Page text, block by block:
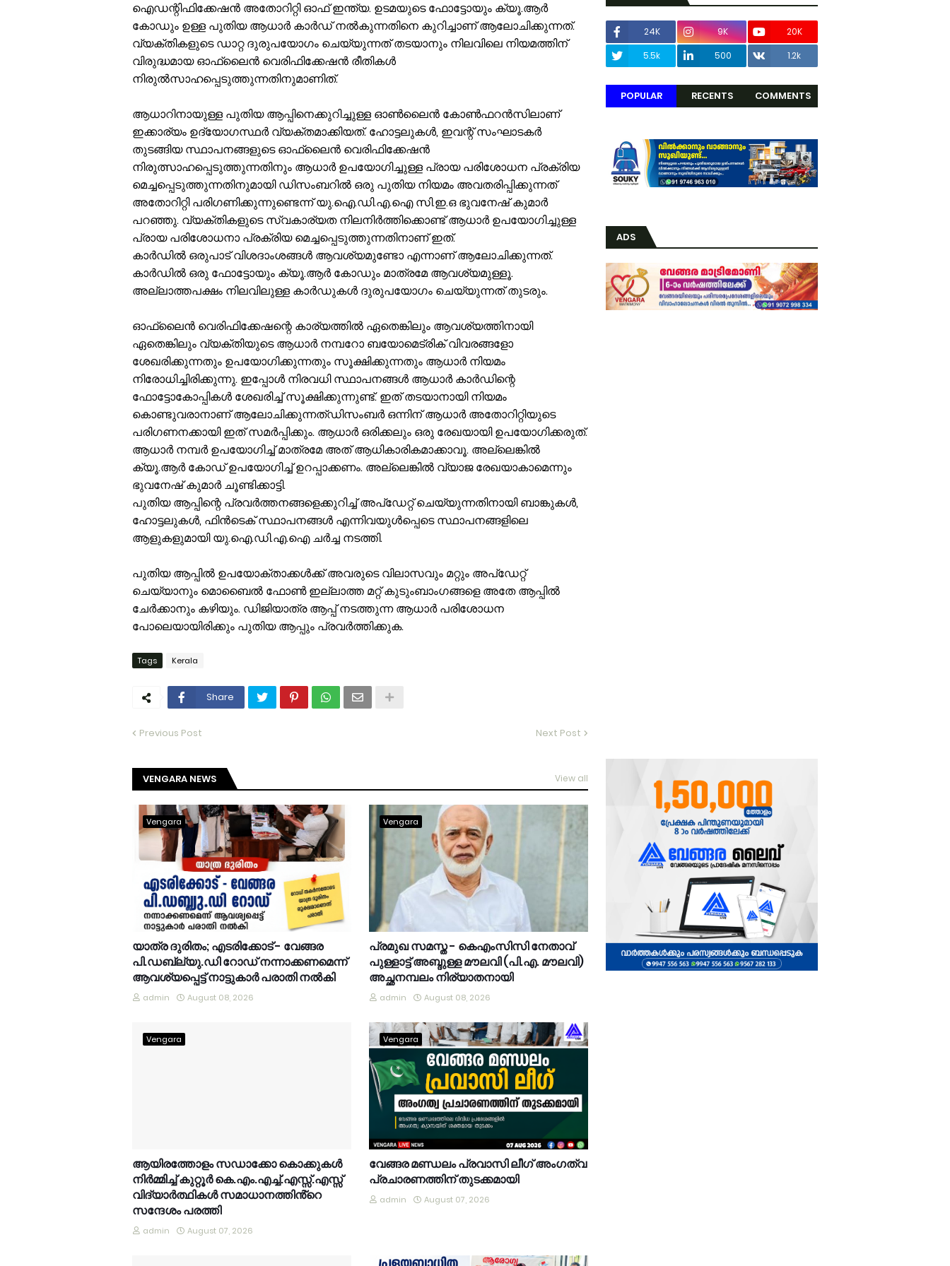
ഐഡന്റിഫിക്കേഷൻ അതോറിറ്റി ഓഫ് ഇന്ത്യ. ഉടമയുടെ ഫോട്ടോയും ക്യൂ.ആർ
കോഡും ഉള്ള പുതിയ ആധാർ കാർഡ് നൽകുന്നതിനെ കുറിച്ചാണ് ആലോചിക്കുന്നത്.
വ്യക്തികളുടെ ഡാറ്റ ദുരുപയോഗം ചെയ്യുന്നത് തടയാനും നിലവിലെ നിയമത്തിന്
വിരുദ്ധമായ ഓഫ്ലൈൻ വെരിഫിക്കേഷൻ രീതികൾ
നിരുൽസാഹപ്പെടുത്തുന്നതിനുമാണിത്.
ആധാറിനായുള്ള പുതിയ ആപ്പിനെക്കുറിച്ചുള്ള ഓൺലൈൻ കോൺഫറൻസിലാണ്
ഇക്കാര്യം ഉദ്യോഗസ്ഥർ വ്യക്തമാക്കിയത്. ഹോട്ടലുകൾ, ഇവന്റ് സംഘാടകർ
തുടങ്ങിയ സ്ഥാപനങ്ങളുടെ ഓഫ്‌ലൈൻ വെരിഫിക്കേഷൻ
നിരുത്സാഹപ്പെടുത്തുന്നതിനും ആധാർ ഉപയോഗിച്ചുള്ള പ്രായ പരിശോധന പ്രക്രിയ
മെച്ചപ്പെടുത്തുന്നതിനുമായി ഡിസംബറിൽ ഒരു പുതിയ നിയമം അവതരിപ്പിക്കുന്നത്
അതോറിറ്റി പരിഗണിക്കുന്നുണ്ടെന്ന് യു.ഐ.ഡി.എ.ഐ സി.ഇ.ഒ ഭുവനേഷ് കുമാർ
പറഞ്ഞു. വ്യക്തികളുടെ സ്വകാര്യത നിലനിർത്തിക്കൊണ്ട് ആധാർ ഉപയോഗിച്ചുള്ള
പ്രായ പരിശോധനാ പ്രക്രിയ മെച്ചപ്പെടുത്തുന്നതിനാണ് ഇത്.
കാർഡിൽ ഒരുപാട് വിശദാംശങ്ങൾ ആവശ്യമുണ്ടോ എന്നാണ് ആലോചിക്കുന്നത്.
കാർഡിൽ ഒരു ഫോട്ടോയും ക്യൂ.ആർ കോഡും മാത്രമേ ആവശ്യമുള്ളൂ.
അല്ലാത്തപക്ഷം നിലവിലുള്ള കാർഡുകൾ ദുരുപയോഗം ചെയ്യുന്നത് തുടരും.
ഓഫ്‌ലൈൻ വെരിഫിക്കേഷന്റെ കാര്യത്തിൽ ഏതെങ്കിലും ആവശ്യത്തിനായി
ഏതെങ്കിലും വ്യക്തിയുടെ ആധാർ നമ്പറോ ബയോമെട്രിക് വിവരങ്ങളോ
ശേഖരിക്കുന്നതും ഉപയോഗിക്കുന്നതും സൂക്ഷിക്കുന്നതും ആധാർ നിയമം
നിരോധിച്ചിരിക്കുന്നു. ഇപ്പോൾ നിരവധി സ്ഥാപനങ്ങൾ ആധാർ കാർഡിന്റെ
ഫോട്ടോകോപ്പികൾ ശേഖരിച്ച് സൂക്ഷിക്കുന്നുണ്ട്. ഇത് തടയാനായി നിയമം
കൊണ്ടുവരാനാണ് ആലോചിക്കുന്നത്ഡിസംബർ ഒന്നിന് ആധാർ അതോറിറ്റിയുടെ
പരിഗണനക്കായി ഇത് സമർപ്പിക്കും. ആധാർ ഒരിക്കലും ഒരു രേഖയായി ഉപയോഗിക്കരുത്.
ആധാർ നമ്പർ ഉപയോഗിച്ച് മാത്രമേ അത് ആധികാരികമാക്കാവൂ. അല്ലെങ്കിൽ
ക്യൂ.ആർ കോഡ് ഉപയോഗിച്ച് ഉറപ്പാക്കണം. അല്ലെങ്കിൽ വ്യാജ രേഖയാകാമെന്നും
ഭുവനേഷ് കുമാർ ചൂണ്ടിക്കാട്ടി.
പുതിയ ആപ്പിന്റെ പ്രവർത്തനങ്ങളെക്കുറിച്ച് അപ്‌ഡേറ്റ് ചെയ്യുന്നതിനായി ബാങ്കുകൾ,
ഹോട്ടലുകൾ, ഫിൻടെക് സ്ഥാപനങ്ങൾ എന്നിവയുൾപ്പെടെ സ്ഥാപനങ്ങളിലെ
ആളുകളുമായി യു.ഐ.ഡി.എ.ഐ ചർച്ച നടത്തി.
പുതിയ ആപ്പിൽ ഉപയോക്താക്കൾക്ക് അവരുടെ വിലാസവും മറ്റും അപ്ഡേറ്റ്
ചെയ്യാനും മൊബൈൽ ഫോൺ ഇല്ലാത്ത മറ്റ് കുടുംബാംഗങ്ങളെ അതേ ആപ്പിൽ
ചേർക്കാനും കഴിയും. ഡിജിയാത്ര ആപ്പ് നടത്തുന്ന ആധാർ പരിശോധന
പോലെയായിരിക്കും പുതിയ ആപ്പും പ്രവർത്തിക്കുക.
Tags Kerala
Share
Previous Post Next Post
VENGARA NEWS View all
Vengara
യാത്ര ദുരിതം; എടരിക്കോട് - വേങ്ങര
പി.ഡബ്ല്യു.ഡി റോഡ് നന്നാക്കണമെന്ന്
ആവശ്യപ്പെട്ട് നാട്ടുകാർ പരാതി നൽകി
admin August 08, 2026
Vengara
പ്രമുഖ സമസ്ത - കെഎംസിസി നേതാവ്
പുള്ളാട്ട് അബ്ദുള്ള മൗലവി (പി.എ. മൗലവി)
അച്ഛനമ്പലം നിര്യാതനായി
admin August 08, 2026
Vengara
ആയിരത്തോളം സഡാക്കോ കൊക്കുകൾ
നിർമ്മിച്ച് കുറ്റൂർ കെ.എം.എച്ച്.എസ്സ്.എസ്സ്
വിദ്യാർത്ഥികൾ സമാധാനത്തിൻ്റെ
സന്ദേശം പരത്തി
admin August 07, 2026
Vengara
വേങ്ങര മണ്ഡലം പ്രവാസി ലീഗ് അംഗത്വ
പ്രചാരണത്തിന് തുടക്കമായി
admin August 07, 2026
24K 9K
20K
5.5k
500 1.2k
POPULAR RECENTS COMMENTS
ADS